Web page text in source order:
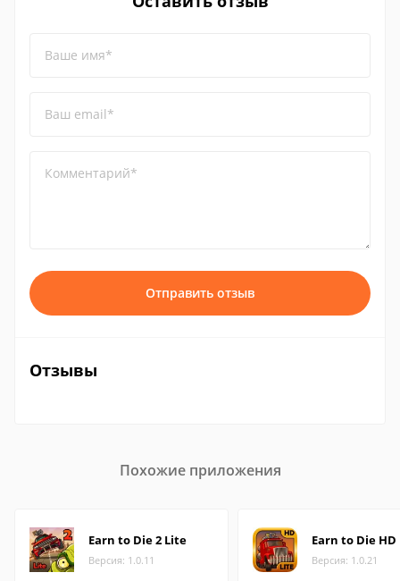
Ваше имя*
Ваш email*
Комментарий*
Отправить отзыв
Отзывы
Похожие приложения
Earn to Die 2 Lite
Версия: 1.0.11
Earn to Die
Версия: 1.0.21